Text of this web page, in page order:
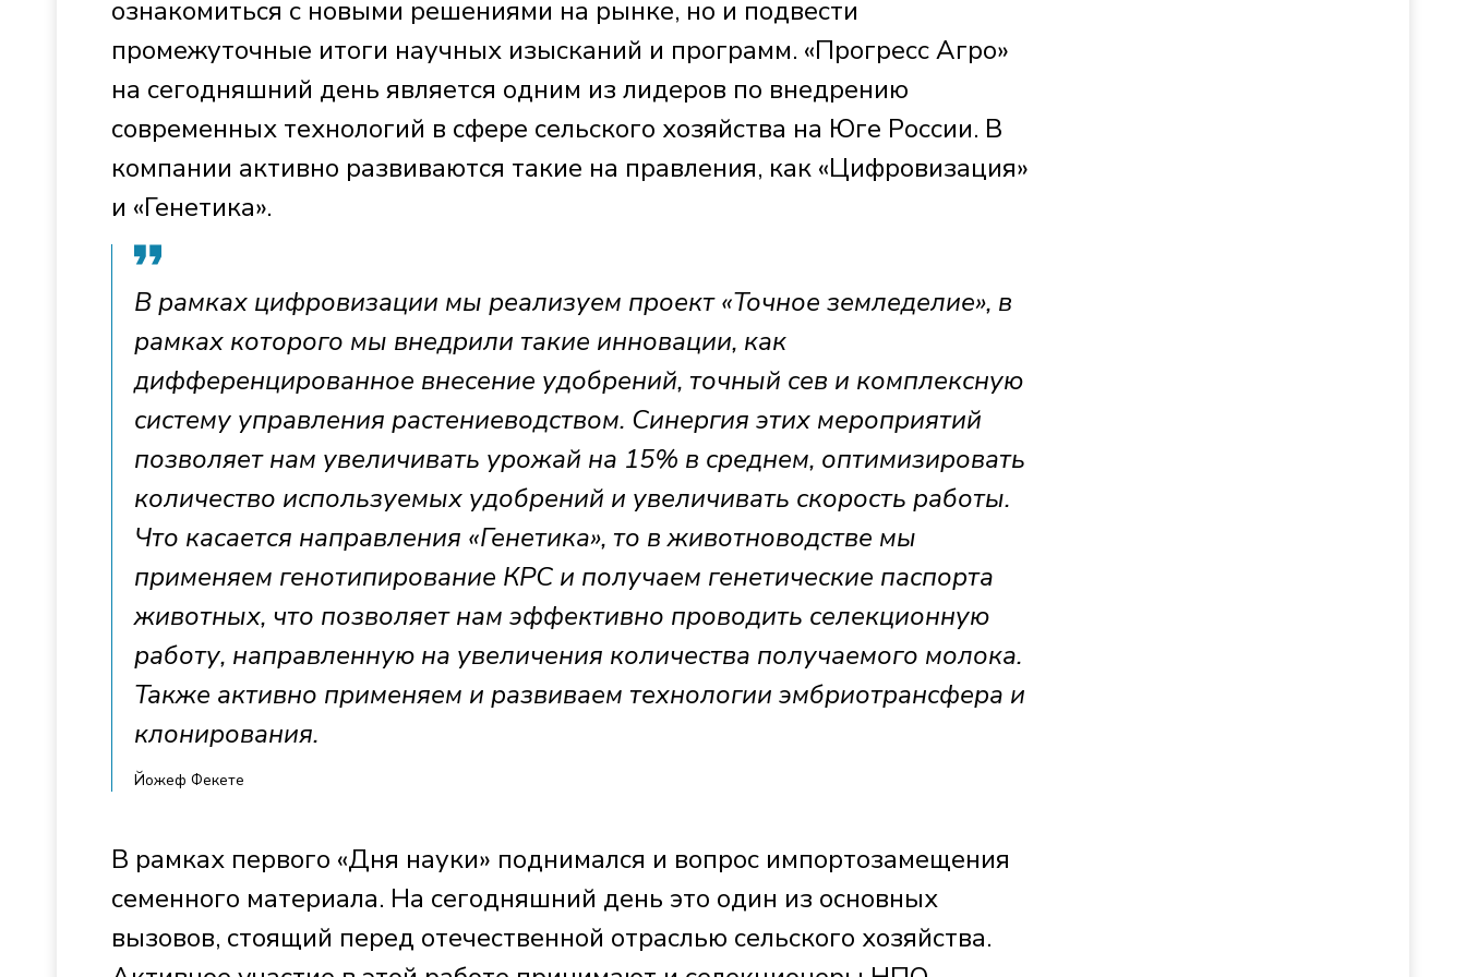
ознакомиться с новыми решениями на рынке, но и подвести
промежуточные итоги научных изысканий и программ. «Прогресс Агро»
на сегодняшний день является одним из лидеров по внедрению
современных технологий в сфере сельского хозяйства на Юге России. В
компании активно развиваются такие на правления, как «Цифровизация»
и «Генетика».
В рамках цифровизации мы реализуем проект «Точное земледелие», в
рамках которого мы внедрили такие инновации, как
дифференцированное внесение удобрений, точный сев и комплексную
систему управления растениеводством. Синергия этих мероприятий
позволяет нам увеличивать урожай на 15% в среднем, оптимизировать
количество используемых удобрений и увеличивать скорость работы.
Что касается направления «Генетика», то в животноводстве мы
применяем генотипирование КРС и получаем генетические паспорта
животных, что позволяет нам эффективно проводить селекционную
работу, направленную на увеличения количества получаемого молока.
Также активно применяем и развиваем технологии эмбриотрансфера и
клонирования.
Йожеф Фекете
В рамках первого «Дня науки» поднимался и вопрос импортозамещения
семенного материала. На сегодняшний день это один из основных
вызовов, стоящий перед отечественной отраслью сельского хозяйства.